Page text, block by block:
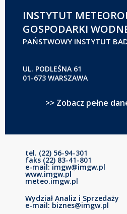
INSTYTUT
GOSPODARKI
PAŃSTWOWY INSTYTUT
UL. PODLEŚNA 61
01-673 WARSZAWA
>> Zobacz pełne
tel. (22) 56-94-301
faks (22) 83-41-801
e-mail: imgw@imgw.pl
www.imgw.pl
meteo.imgw.pl
Wydział Analiz i Sprzedaży
e-mail: biznes@imgw.pl